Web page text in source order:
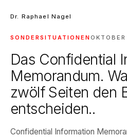
Dr. Raphael Nagel
SONDERSITUATIONEN
Das Confidential
Memorandum.
zwölf Seiten den
entscheiden..
Confidential Information